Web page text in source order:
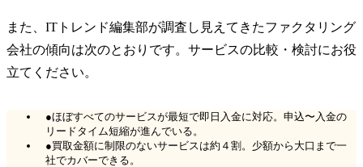
また、ITトレンド編集部が調査し見えてきたファクタリング
会社の傾向は次のとおりです。サービスの比較・検討にお役
立てください。
●ほぼすべてのサービスが最短で即日入金に対応。申込〜入金の
リードタイム短縮が進んでいる。
●買取金額に制限のないサービスは約４割。少額から大口まで一
社でカバーできる。